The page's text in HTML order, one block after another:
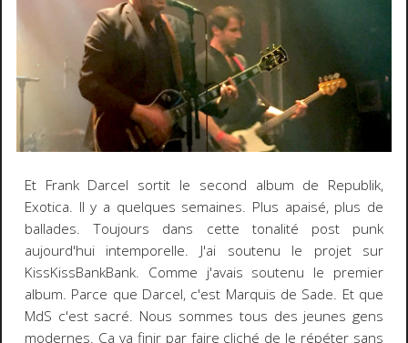
Et Frank Darcel sortit le second album de Republik,
Exotica. Il y a quelques semaines. Plus apaisé, plus de
ballades. Toujours dans cette tonalité post punk
aujourd'hui intemporelle. J'ai soutenu le projet sur
KissKissBankBank. Comme j'avais soutenu le premier
album. Parce que Darcel, c'est Marquis de Sade. Et que
MdS c'est sacré. Nous sommes tous des jeunes gens
modernes. Ca va finir par faire cliché de le répéter sans